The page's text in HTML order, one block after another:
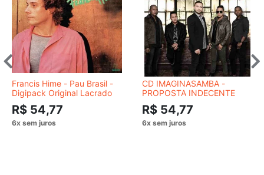
Francis Hime - Pau Brasil -
Digipack Original Lacrado
R$ 54,77
CD IMAGINASAMBA -
PROPOSTA INDECENTE
R$ 54,77